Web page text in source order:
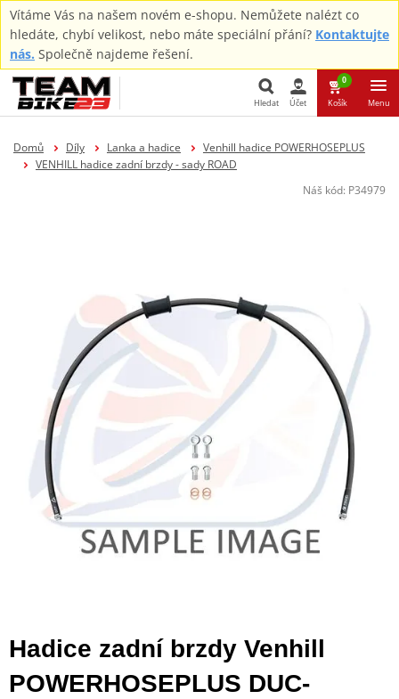
Vítáme Vás na našem novém e-shopu. Nemůžete nalézt co
hledáte, chybí velikost, nebo máte speciální přání? Kontaktujte
nás. Společně najdeme řešení.
Hledat
Hledat Účet
0
Košík Menu
Domů Díly Lanka a hadice
Venhill hadice POWERHOSEPLUS
VENHILL hadice zadní brzdy - sady ROAD
Náš kód: P34979
Hadice zadní brzdy Venhill
POWERHOSEPLUS DUC-